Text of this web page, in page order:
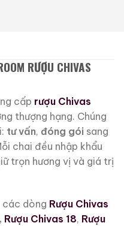
RƯỢU CHIVAS
cấp rượu Chivas
thượng hạng. Chúng
tư vấn, đóng gói sang
chai đều nhập khẩu
trọn hương vị và giá trị
các dòng Rượu Chivas
, Rượu Chivas 18, Rượu